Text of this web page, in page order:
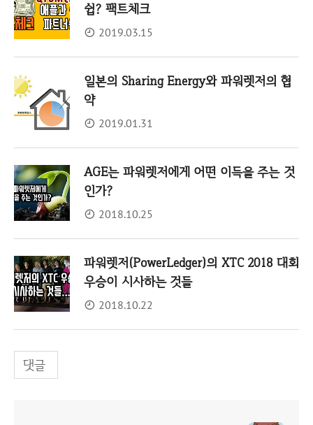
쉽? 팩트체크
2019.03.15
일본의 Sharing Energy와 파워렛저의 협
약
2019.01.31
AGE는 파워렛저에게 어떤 이득을 주는 것
인가?
2018.10.25
파워렛저(PowerLedger)의 XTC 2018 대회
우승이 시사하는 것들
2018.10.22
댓글